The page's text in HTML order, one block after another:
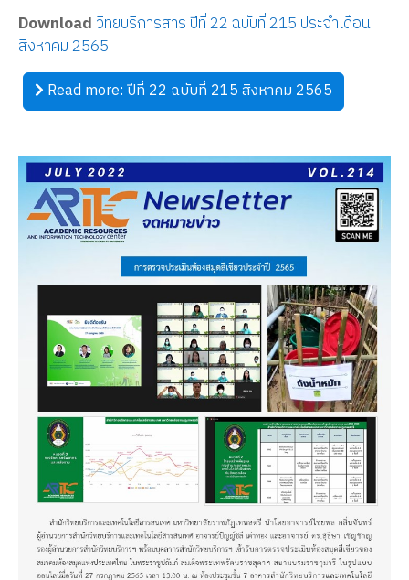
Download วิทยบริการสาร ปีที่ 22 ฉบับที่ 215 ประจำเดือน
สิงหาคม 2565
Read more: ปีที่ 22 ฉบับที่ 215 สิงหาคม 2565